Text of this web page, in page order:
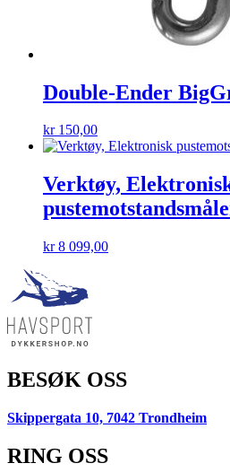
Double-Ender
kr150,00
Verktøy,
kr8 099,00
BESØK OSS
Skippergata 10, 7042 Trondheim
RING OSS